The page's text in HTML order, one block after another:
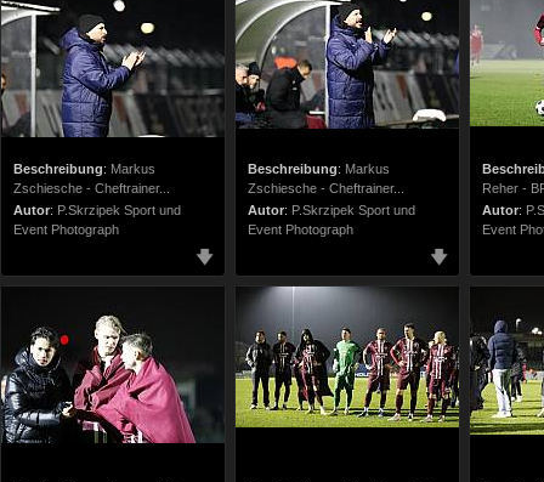
Beschreibung: Markus
Zschiesche - Cheftrainer...
Autor: P.Skrzipek Sport und
Event Photograph
Beschreibung: Markus
Zschiesche - Cheftrainer...
Autor: P.Skrzipek Sport und
Event Photograph
Reher -
Autor:
Event